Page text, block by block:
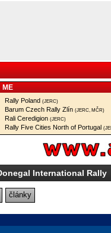
ME
Rally Poland (JERC)
Barum Czech Rally Zlín (JERC, MČR)
Rali Ceredigion (JERC)
Rally Five Cities North of Portugal
International Rally
články